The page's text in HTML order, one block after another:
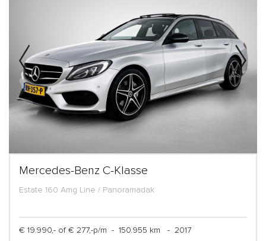
Mercedes-Benz C-Klasse
Estate 160 Amg Line / Panoramadak
€ 19.990,- of € 277,-p/m - 150.955 km - 2017